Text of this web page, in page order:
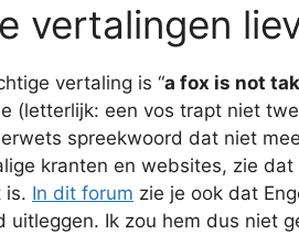
vertalingen
vertaling is “a fox is not
(letterlijk: een vos trapt niet
spreekwoord dat niet
kranten en websites, zie
is. In dit forum zie je ook dat
uitleggen. Ik zou hem dus niet